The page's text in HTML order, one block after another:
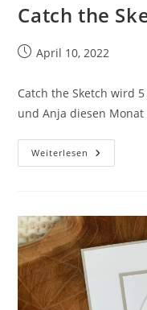
Catch the
BeitragApril 10, 2022
Catch the Sketch wird
und Anja diesen
Weiterlesen Catch
The